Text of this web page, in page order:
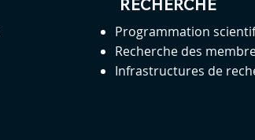
RECHERCHE
Programmation
Recherche des
Infrastructures de